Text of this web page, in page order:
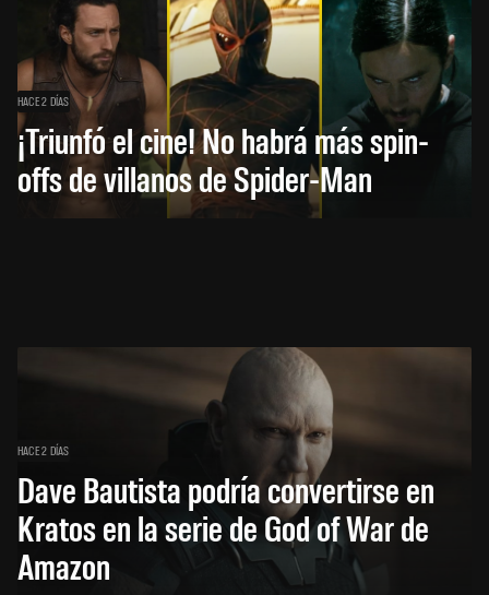
HACE 2 DÍAS
¡Triunfó el cine! No habrá más spin-
offs de villanos de Spider-Man
HACE 2 DÍAS
Dave Bautista podría convertirse en
Kratos en la serie de God of War de
Amazon